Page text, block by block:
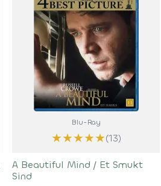
Blu-Ray
★★★★★(13)
A Beautiful Mind / Et Smukt
Sind